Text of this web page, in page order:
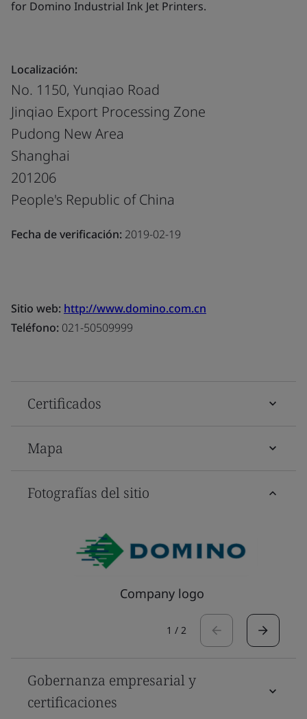
for Domino Industrial Ink Jet Printers.
Localización:
No. 1150, Yunqiao Road
Jinqiao Export Processing Zone
Pudong New Area
Shanghai
201206
People's Republic of China
Fecha de verificación: 2019-02-19
Sitio web: http://www.domino.com.cn
Teléfono: 021-50509999
Certificados
Mapa
Fotografías del sitio
Company logo
1 / 2
Gobernanza empresarial y
certificaciones